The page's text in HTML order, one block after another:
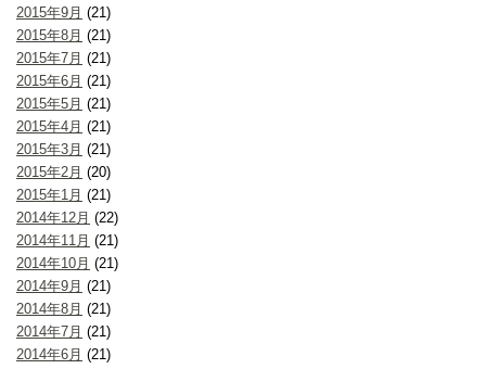
2015年9月 (21)
2015年8月 (21)
2015年7月 (21)
2015年6月 (21)
2015年5月 (21)
2015年4月 (21)
2015年3月 (21)
2015年2月 (20)
2015年1月 (21)
2014年12月 (22)
2014年11月 (21)
2014年10月 (21)
2014年9月 (21)
2014年8月 (21)
2014年7月 (21)
2014年6月 (21)